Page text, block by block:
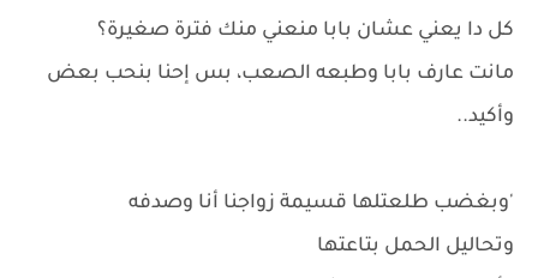
كل دا يعني عشان بابا منعني منك فترة صغيرة؟
مانت عارف بابا وطبعه الصعب، بس إحنا بنحب بعض
وأكيد..
'وبغضب طلعتلها قسيمة زواجنا أنا وصدفه
وتحاليل الحمل بتاعتها